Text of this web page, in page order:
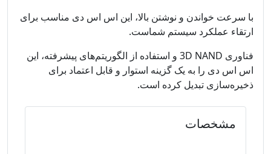
با سرعت خواندن و نوشتن بالا، این اس اس دی مناسب برای
ارتقاء عملکرد سیستم شماست.
فناوری 3D NAND و استفاده از الگوریتم‌های پیشرفته، این
اس اس دی را به یک گزینه استوار و قابل اعتماد برای
ذخیره‌سازی تبدیل کرده است.
مشخصات